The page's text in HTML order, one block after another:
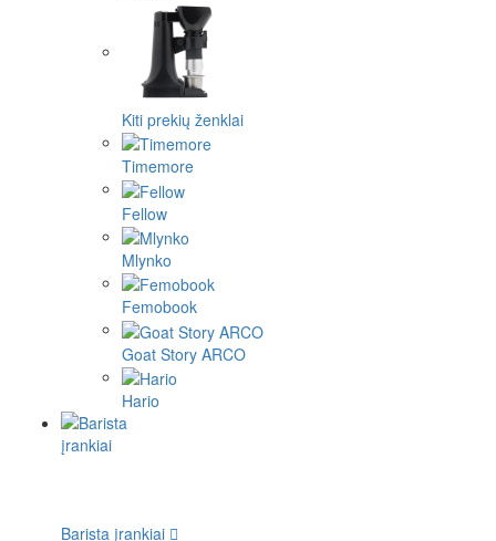
Kiti prekių ženklai
Timemore
Fellow
Mlynko
Femobook
Goat Story ARCO
Hario
Barista įrankiai